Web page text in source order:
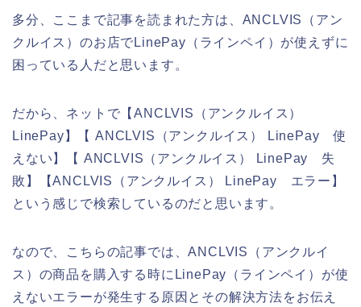
多分、ここまで記事を読まれた方は、ANCLVIS（アン
クルイス）のお店でLinePay（ラインペイ）が使えずに
困っている人だと思います。
だから、ネットで【ANCLVIS（アンクルイス）
LinePay】【 ANCLVIS（アンクルイス） LinePay 使
えない】【 ANCLVIS（アンクルイス） LinePay 失
敗】【ANCLVIS（アンクルイス） LinePay エラー】
という感じで検索しているのだと思います。
なので、こちらの記事では、ANCLVIS（アンクルイ
ス）の商品を購入する時にLinePay（ラインペイ）が使
えないエラーが発生する原因とその解決方法をお伝え